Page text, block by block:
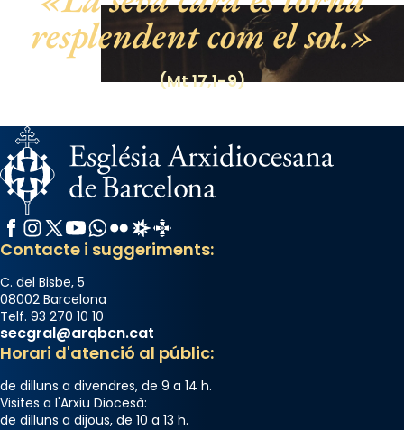
Photo
View on Facebook · Share
resplendent com el sol.
(Mt 17,1-9)
Facebook
Instagram
X / Twitter
YouTube
WhatsApp
FlickrRadio Estel
Catalunya Cristiana
Contacte i suggeriments:
C. del Bisbe, 5
08002 Barcelona
Telf. 93 270 10 10
secgral@arqbcn.cat
Horari d'atenció al públic:
de dilluns a divendres, de 9 a 14 h.
Visites a l'Arxiu Diocesà:
de dilluns a dijous, de 10 a 13 h.